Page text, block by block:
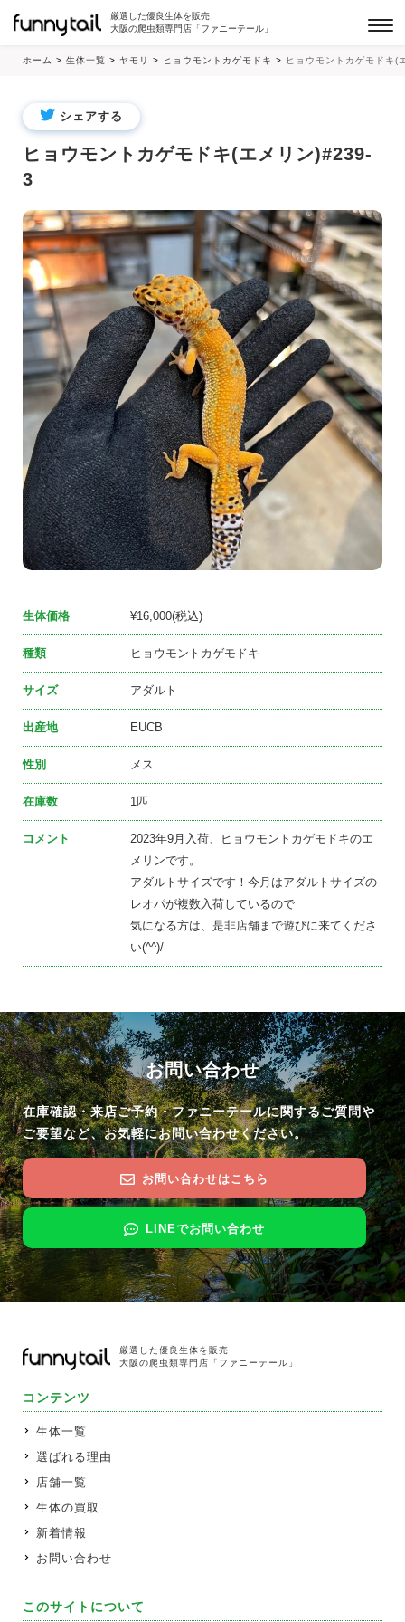
厳選した優良生体を販売
大阪の爬虫類専門店「ファニーテール」
ホーム > 生体一覧 > ヤモリ > ヒョウモントカゲモドキ > ヒョウモントカゲモドキ
シェアする
ヒョウモントカゲモドキ(エメリン)#239-
3
生体価格 ¥16,000(税込)
種類 ヒョウモントカゲモドキ
サイズ アダルト
出産地 EUCB
性別 メス
在庫数 1匹
コメント
2023年9月入荷、ヒョウモントカゲモドキのエ
メリンです。
アダルトサイズです！今月はアダルトサイズの
レオパが複数入荷しているので
気になる方は、是非店舗まで遊びに来てくださ
い(^^)/
お問い合わせ
在庫確認・来店ご予約・ファニーテールに関するご質問や
ご要望など、お気軽にお問い合わせください。
お問い合わせはこちら
LINEでお問い合わせ
厳選した優良生体を販売
大阪の爬虫類専門店「ファニーテール」
コンテンツ
生体一覧
選ばれる理由
店舗一覧
生体の買取
新着情報
お問い合わせ
このサイトについて